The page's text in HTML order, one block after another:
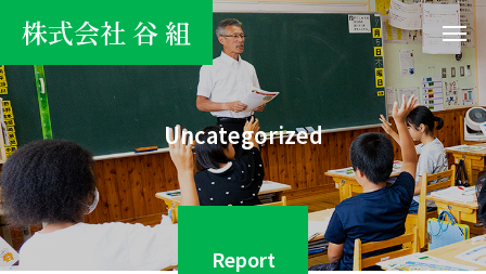
株式会社 谷 組
Uncategorized
Report